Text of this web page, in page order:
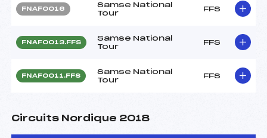
FNAF0016
Samse National
Tour
FFS
FNAF0013.FFS
Samse National
Tour
FFS
FNAF0011.FFS
Samse National
Tour
FFS
Circuits Nordique 2018